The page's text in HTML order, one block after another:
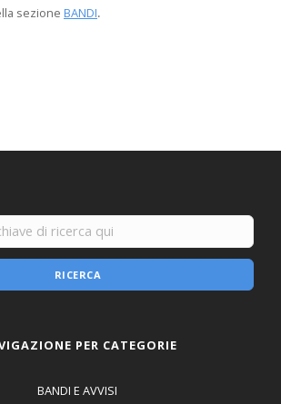
sezione BANDI.
RICERCA
PER CATEGORIE
BANDI E AVVISI